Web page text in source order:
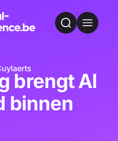
brengt AI
binnen